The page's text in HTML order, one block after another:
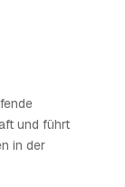
und führt
in der